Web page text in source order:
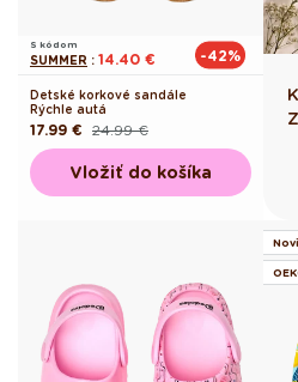
S kódom
SUMMER : 14.40 € -42%
Detské korkové sandále
Rýchle autá
Pôvodná
cena
24.99 €
Akciová
cena
17.99 €
Vložiť do košíka